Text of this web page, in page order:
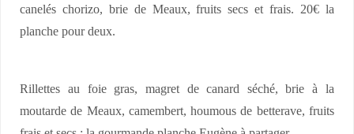
canelés chorizo, brie de Meaux, fruits secs et frais. 20€ la
planche pour deux.
Rillettes au foie gras, magret de canard séché, brie à la
moutarde de Meaux, camembert, houmous de betterave, fruits